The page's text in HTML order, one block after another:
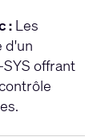
: Les
d'un
offrant